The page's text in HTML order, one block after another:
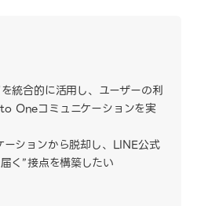
統合的に活用し、ユーザーの利
Oneコミュニケーションを実
ーションから脱却し、LINE公式
く”接点を構築したい